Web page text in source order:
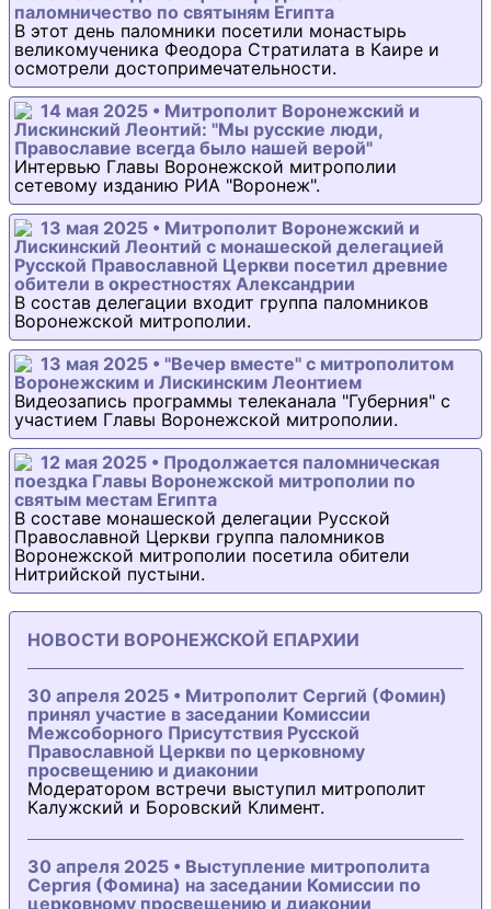
паломничество по святыням Египта
В этот день паломники посетили монастырь
великомученика Феодора Стратилата в Каире и
осмотрели достопримечательности.
14 мая 2025 • Митрополит Воронежский и
Лискинский Леонтий: "Мы русские люди,
Православие всегда было нашей верой"
Интервью Главы Воронежской митрополии
сетевому изданию РИА "Воронеж".
13 мая 2025 • Митрополит Воронежский и
Лискинский Леонтий с монашеской делегацией
Русской Православной Церкви посетил древние
обители в окрестностях Александрии
В состав делегации входит группа паломников
Воронежской митрополии.
13 мая 2025 • "Вечер вместе" с митрополитом
Воронежским и Лискинским Леонтием
Видеозапись программы телеканала "Губерния" с
участием Главы Воронежской митрополии.
12 мая 2025 • Продолжается паломническая
поездка Главы Воронежской митрополии по
святым местам Египта
В составе монашеской делегации Русской
Православной Церкви группа паломников
Воронежской митрополии посетила обители
Нитрийской пустыни.
НОВОСТИ ВОРОНЕЖСКОЙ ЕПАРХИИ
30 апреля 2025 • Митрополит Сергий (Фомин)
принял участие в заседании Комиссии
Межсоборного Присутствия Русской
Православной Церкви по церковному
просвещению и диаконии
Модератором встречи выступил митрополит
Калужский и Боровский Климент.
30 апреля 2025 • Выступление митрополита
Сергия (Фомина) на заседании Комиссии по
церковному просвещению и диаконии